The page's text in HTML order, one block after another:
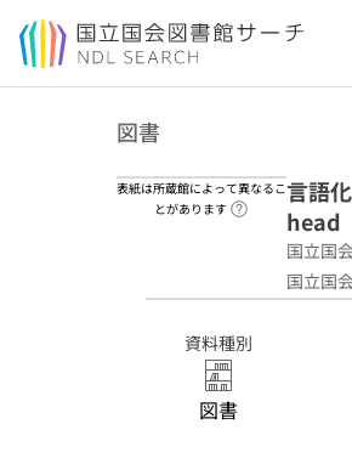
本文へ移動
図書
表紙は所蔵館によって異なるこ
とがあります
ヘルプペ
言語
head
国立国
国立国
資料種別
図書